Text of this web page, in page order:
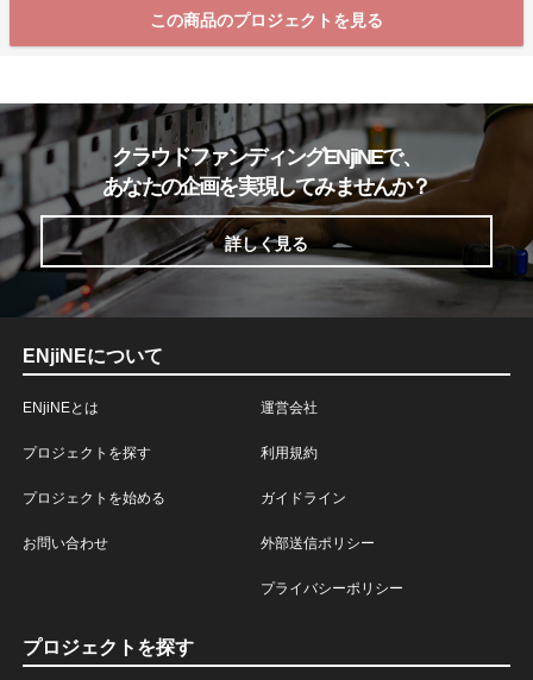
この商品のプロジェクトを見る
クラウドファンディングENjiNEで、
あなたの企画を実現してみませんか？
詳しく見る
ENjiNEについて
ENjiNEとは
プロジェクトを探す
プロジェクトを始める
お問い合わせ
運営会社
利用規約
ガイドライン
外部送信ポリシー
プライバシーポリシー
プロジェクトを探す